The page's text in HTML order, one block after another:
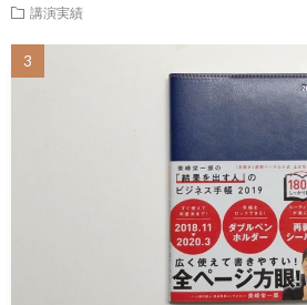
講演実績